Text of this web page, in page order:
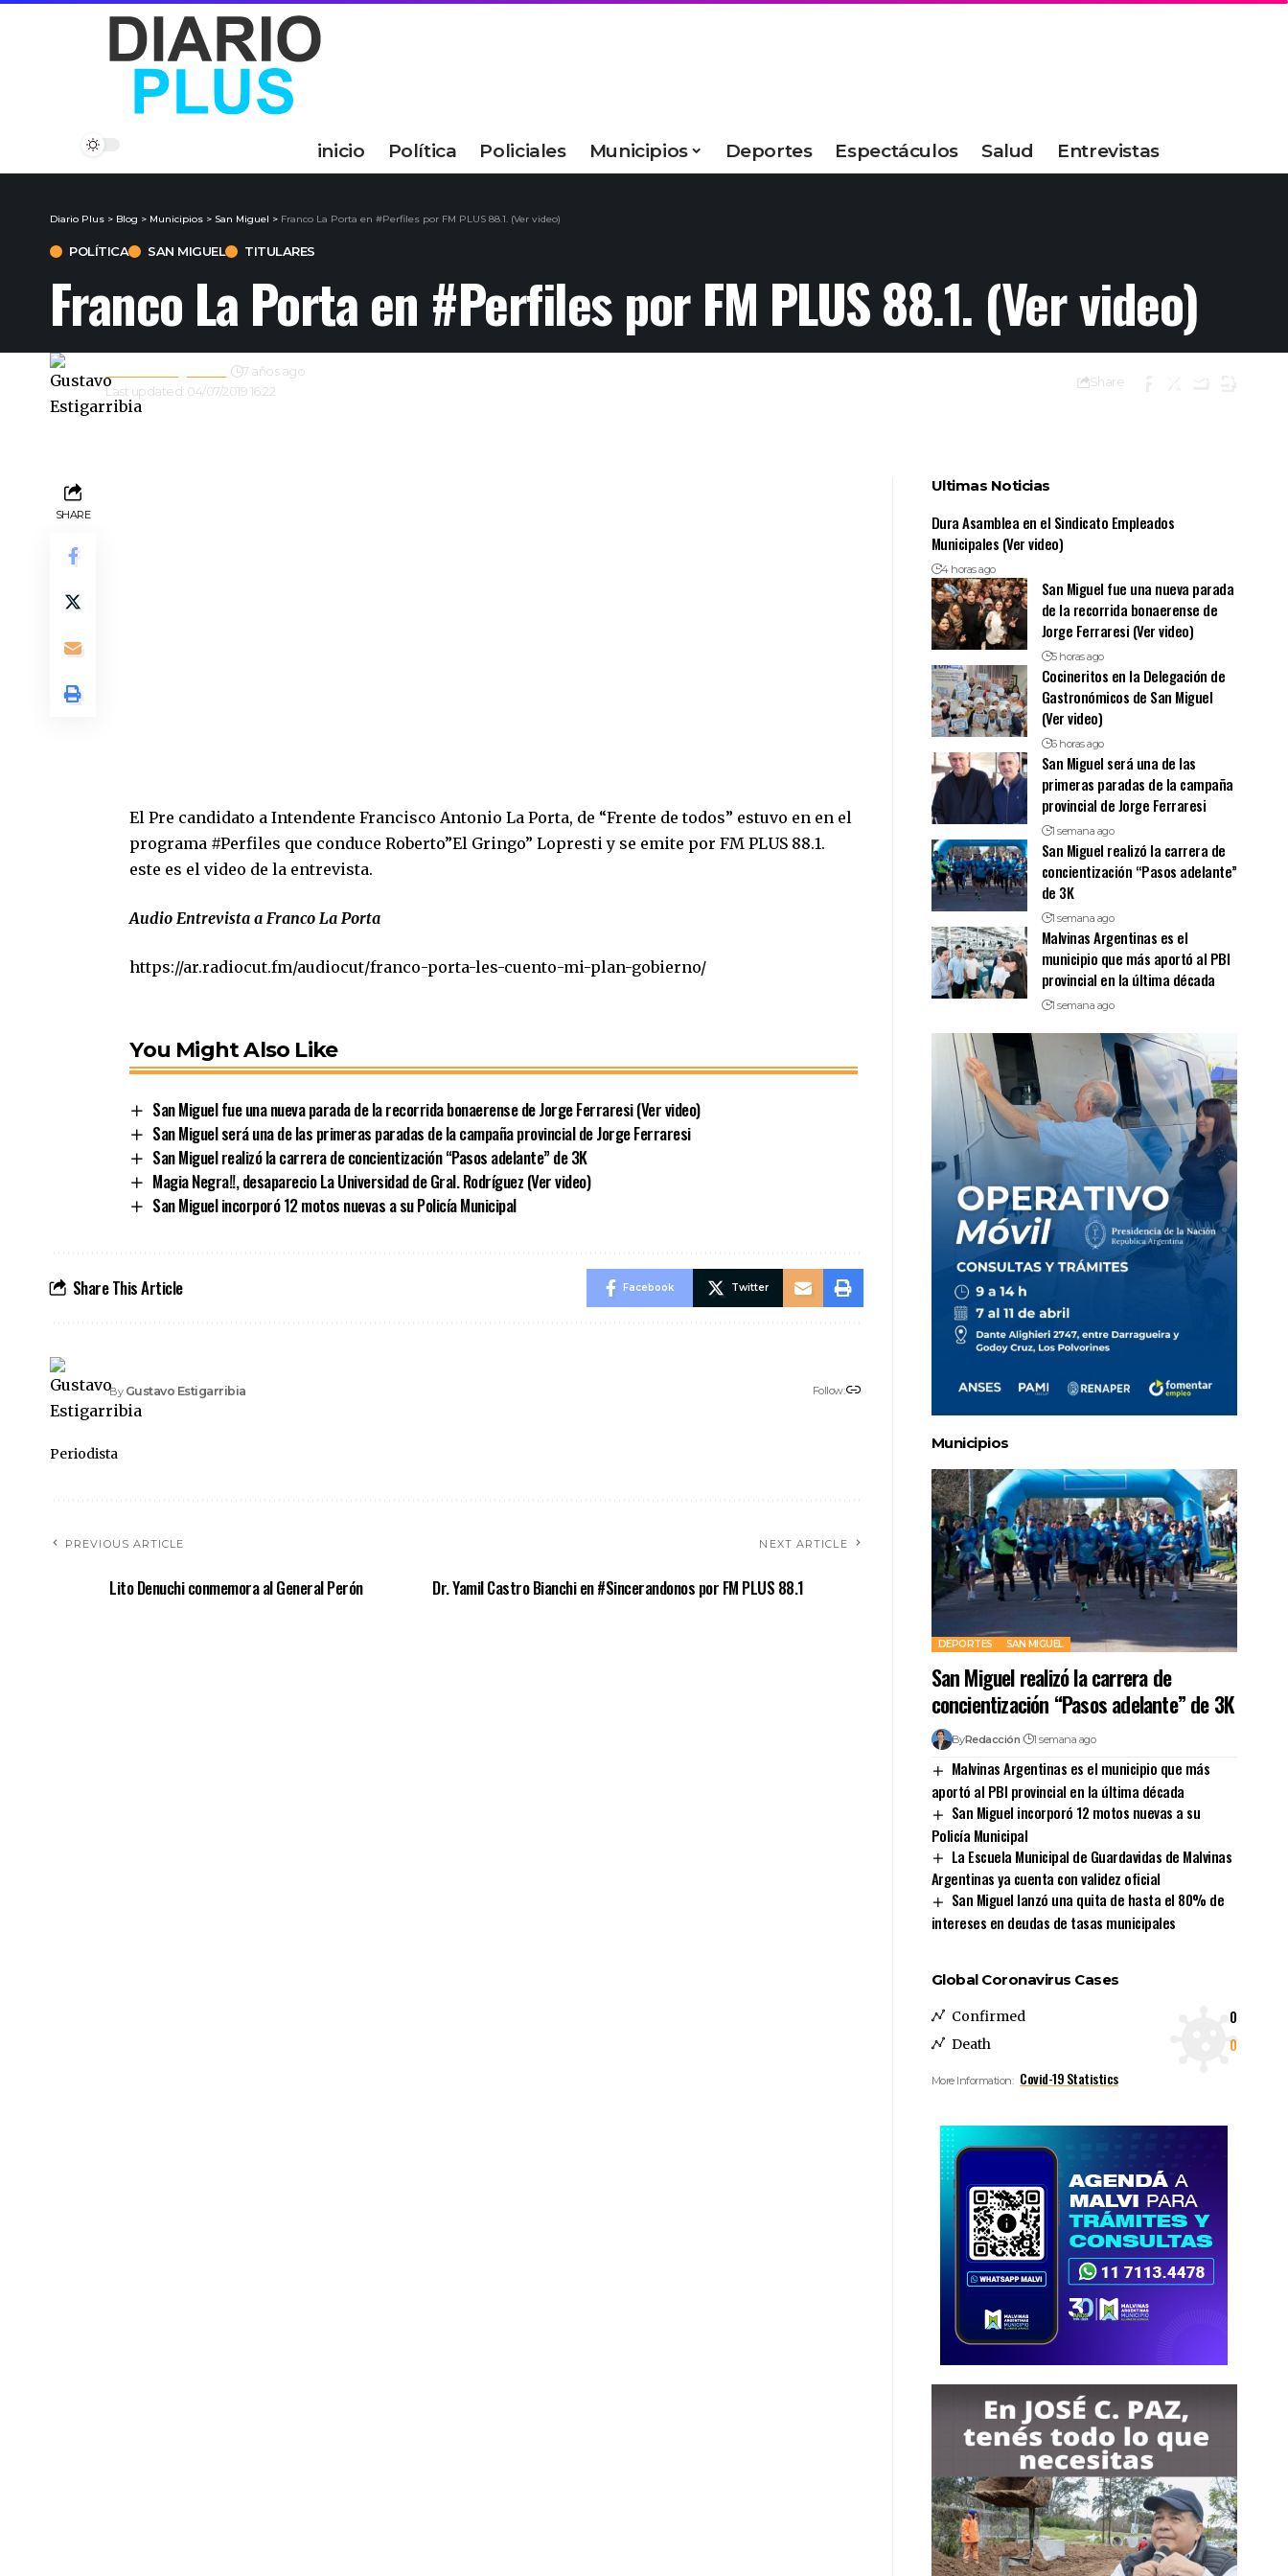
inicio Política Policiales Municipios Deportes Espectáculos Salud Entrevistas
Diario Plus > Blog > Municipios > San Miguel > Franco La Porta en #Perfiles por FM PLUS 88.1. (Ver video)
POLÍTICA SAN MIGUEL TITULARES
Franco La Porta en #Perfiles por FM PLUS 88.1. (Ver video)
Last updated: 04/07/2019 16:22
7 años ago
Share
SHARE
El Pre candidato a Intendente Francisco Antonio La Porta, de “Frente de todos” estuvo en en el
programa #Perfiles que conduce Roberto”El Gringo” Lopresti y se emite por FM PLUS 88.1.
este es el video de la entrevista.
Audio Entrevista a Franco La Porta
https://ar.radiocut.fm/audiocut/franco-porta-les-cuento-mi-plan-gobierno/
You Might Also Like
San Miguel fue una nueva parada de la recorrida bonaerense de Jorge Ferraresi (Ver video)
San Miguel será una de las primeras paradas de la campaña provincial de Jorge Ferraresi
San Miguel realizó la carrera de concientización “Pasos adelante” de 3K
Magia Negra!!, desaparecio La Universidad de Gral. Rodríguez (Ver video)
San Miguel incorporó 12 motos nuevas a su Policía Municipal
Share This Article Facebook Twitter
By Gustavo Estigarribia Follow:
Periodista
PREVIOUS ARTICLE
Lito Denuchi conmemora al General Perón
NEXT ARTICLE
Dr. Yamil Castro Bianchi en #Sincerandonos por FM PLUS 88.1
Ultimas Noticias
Dura Asamblea en el Sindicato Empleados
Municipales (Ver video)
4 horas ago
San Miguel fue una nueva parada
de la recorrida bonaerense de
Jorge Ferraresi (Ver video)
5 horas ago
Cocineritos en la Delegación de
Gastronómicos de San Miguel
(Ver video)
6 horas ago
San Miguel será una de las
primeras paradas de la campaña
provincial de Jorge Ferraresi
1 semana ago
San Miguel realizó la carrera de
concientización “Pasos adelante”
de 3K
1 semana ago
Malvinas Argentinas es el
municipio que más aportó al PBI
provincial en la última década
1 semana ago
Municipios
DEPORTES SAN MIGUEL
San Miguel realizó la carrera de
concientización “Pasos adelante” de 3K
ByRedacción 1 semana ago
Malvinas Argentinas es el municipio que más
aportó al PBI provincial en la última década
San Miguel incorporó 12 motos nuevas a su
Policía Municipal
La Escuela Municipal de Guardavidas de Malvinas
Argentinas ya cuenta con validez oficial
San Miguel lanzó una quita de hasta el 80% de
intereses en deudas de tasas municipales
Global Coronavirus Cases
Confirmed 0
Death 0
More Information: Covid-19 Statistics